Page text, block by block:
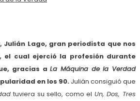
Julián Lago, gran periodista que nos
el cual ejerció la profesión durante
gracias aLa Máquina de la Verdad
en los 90. Julián consiguió que
tuviera su sello, como el Un, Dos, Tres